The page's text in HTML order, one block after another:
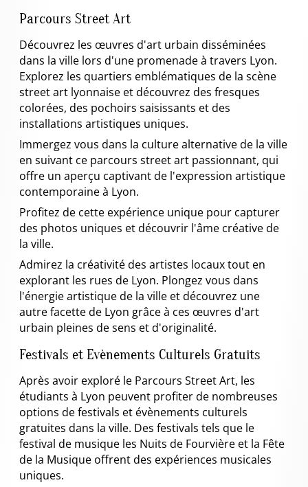
Parcours Street Art
Découvrez les œuvres d'art urbain disséminées
dans la ville lors d'une promenade à travers Lyon.
Explorez les quartiers emblématiques de la scène
street art lyonnaise et découvrez des fresques
colorées, des pochoirs saisissants et des
installations artistiques uniques.
Immergez vous dans la culture alternative de la ville
en suivant ce parcours street art passionnant, qui
offre un aperçu captivant de l'expression artistique
contemporaine à Lyon.
Profitez de cette expérience unique pour capturer
des photos uniques et découvrir l'âme créative de
la ville.
Admirez la créativité des artistes locaux tout en
explorant les rues de Lyon. Plongez vous dans
l'énergie artistique de la ville et découvrez une
autre facette de Lyon grâce à ces œuvres d'art
urbain pleines de sens et d'originalité.
Festivals et Evènements Culturels Gratuits
Après avoir exploré le Parcours Street Art, les
étudiants à Lyon peuvent profiter de nombreuses
options de festivals et évènements culturels
gratuites dans la ville. Des festivals tels que le
festival de musique les Nuits de Fourvière et la Fête
de la Musique offrent des expériences musicales
uniques.